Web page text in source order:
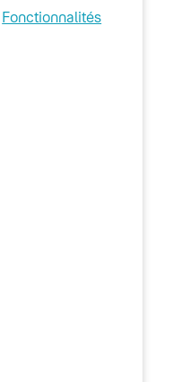
Fonctionnalités